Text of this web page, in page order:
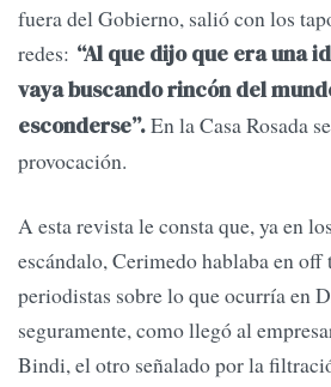
fuera del Gobierno, salió con los
redes: “Al que dijo que era una
vaya buscando rincón del
esconderse”.En la Casa Rosada
provocación.
A esta revista le consta que, ya en
escándalo, Cerimedo hablaba en off
periodistas sobre lo que ocurría en
seguramente, como llegó al
Bindi, el otro señalado por la